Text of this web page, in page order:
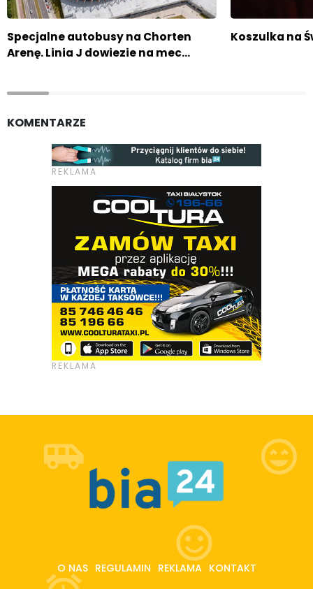
Specjalne autobusy na Chorten
Arenę. Linia J dowiezie na mec…
Koszulka na
KOMENTARZE
O NAS REGULAMIN REKLAMA KONTAKT